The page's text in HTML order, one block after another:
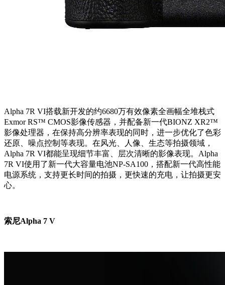
Alpha 7R VI搭载新开发的约6680万有效像素全画幅全堆栈式
Exmor RS™ CMOS影像传感器，并配备新一代BIONZ XR2™
影像处理器，在保持高分辨率表现的同时，进一步优化了色彩
还原、噪点控制等表现。在风光、人像、生态等拍摄领域，
Alpha 7R VI都能呈现细节丰富、层次清晰的影像表现。Alpha
7R VI使用了新一代大容量电池NP-SA100，搭配新一代高性能
电源系统，支持更长时间的拍摄，更快速的充电，让拍摄更安
心。
索尼Alpha 7 V